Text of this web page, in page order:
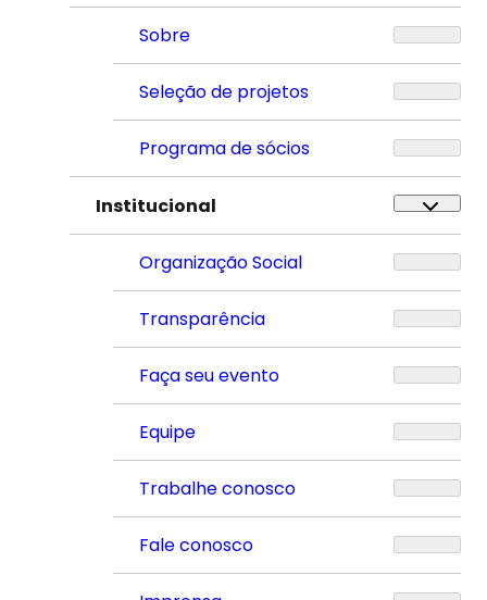
Sobre
Seleção de projetos
Programa de sócios
Institucional
Organização Social
Transparência
Faça seu evento
Equipe
Trabalhe conosco
Fale conosco